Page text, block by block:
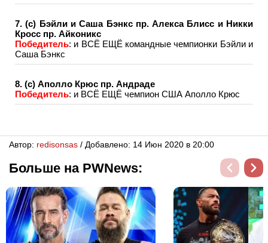
7. (с) Бэйли и Саша Бэнкс пр. Алекса Блисс и Никки
Кросс пр. Айконикс
Победитель: и ВСЁ ЕЩЁ командные чемпионки Бэйли и
Саша Бэнкс
8. (с) Аполло Крюс пр. Андраде
Победитель: и ВСЁ ЕЩЁ чемпион США Аполло Крюс
Автор: redisonsas / Добавлено: 14 Июн 2020 в 20:00
Больше на PWNews: